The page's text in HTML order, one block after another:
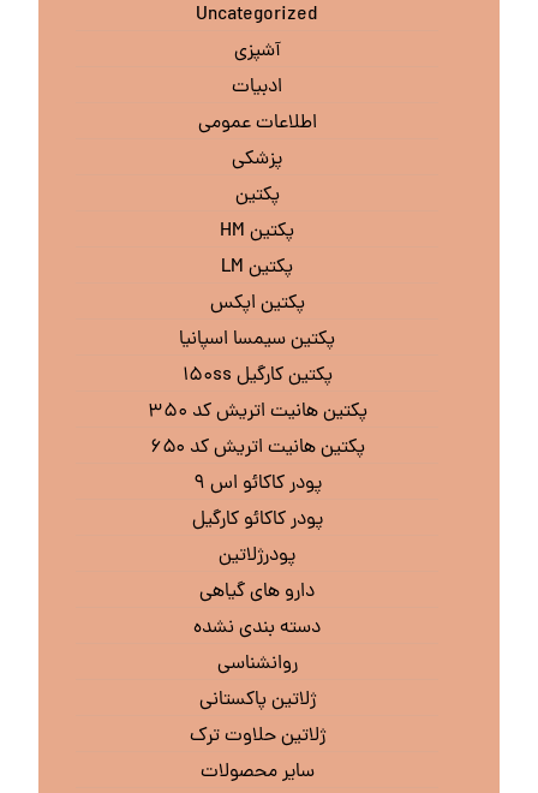
Uncategorized
آشپزی
ادبیات
اطلاعات عمومی
پزشکی
پکتین
پکتین HM
پکتین LM
پکتین اپکس
پکتین سیمسا اسپانیا
پکتین کارگیل ۱۵۰ss
پکتین هانیت اتریش کد ۳۵۰
پکتین هانیت اتریش کد ۶۵۰
پودر کاکائو اس ۹
پودر کاکائو کارگیل
پودرژلاتین
دارو های گیاهی
دسته بندی نشده
روانشناسی
ژلاتین پاکستانی
ژلاتین حلاوت ترک
سایر محصولات